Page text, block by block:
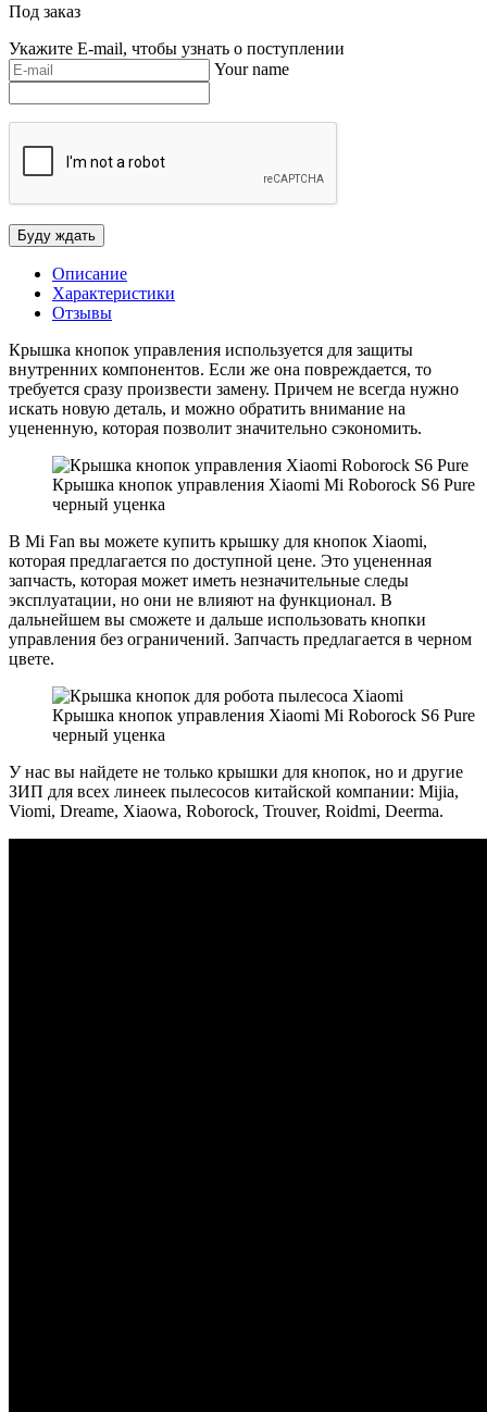
Под заказ
Укажите E-mail, чтобы узнать о поступлении
Your name
Описание
Характеристики
Отзывы
Крышка кнопок управления используется для защиты
внутренних компонентов. Если же она повреждается, то
требуется сразу произвести замену. Причем не всегда нужно
искать новую деталь, и можно обратить внимание на
уцененную, которая позволит значительно сэкономить.
Крышка кнопок управления Xiaomi Mi Roborock S6 Pure
черный уценка
В Mi Fan вы можете купить крышку для кнопок Xiaomi,
которая предлагается по доступной цене. Это уцененная
запчасть, которая может иметь незначительные следы
эксплуатации, но они не влияют на функционал. В
дальнейшем вы сможете и дальше использовать кнопки
управления без ограничений. Запчасть предлагается в черном
цвете.
Крышка кнопок управления Xiaomi Mi Roborock S6 Pure
черный уценка
У нас вы найдете не только крышки для кнопок, но и другие
ЗИП для всех линеек пылесосов китайской компании: Mijia,
Viomi, Dreame, Xiaowa, Roborock, Trouver, Roidmi, Deerma.